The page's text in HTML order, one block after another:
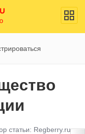
статьи: Regberry.ru